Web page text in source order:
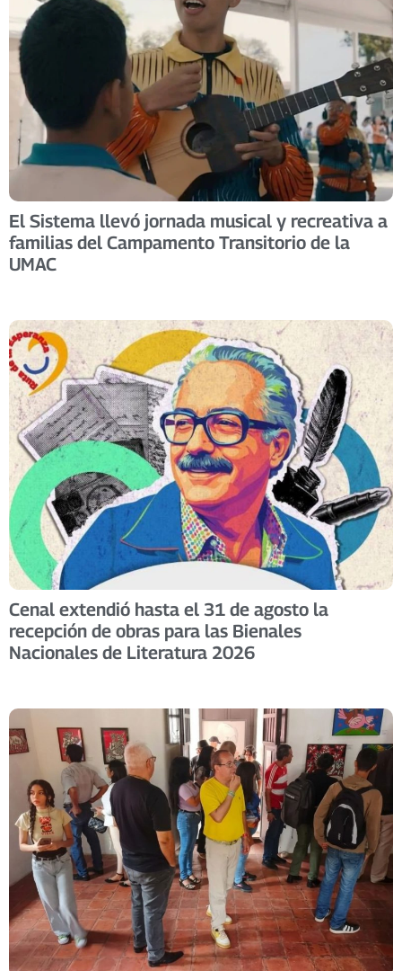
El Sistema llevó jornada musical y recreativa a
familias del Campamento Transitorio de la
UMAC
Cenal extendió hasta el 31 de agosto la
recepción de obras para las Bienales
Nacionales de Literatura 2026